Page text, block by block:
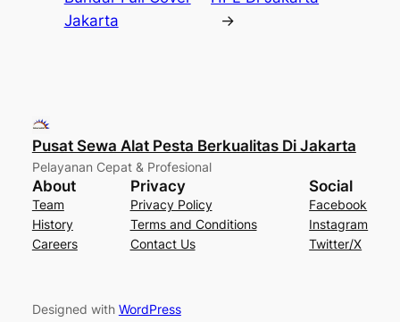
Jakarta
→
Pusat Sewa Alat Pesta Berkualitas Di Jakarta
Pelayanan Cepat & Profesional
About
Team
History
Careers
Privacy
Privacy Policy
Terms and Conditions
Contact Us
Social
Facebook
Instagram
Twitter/X
Designed with WordPress